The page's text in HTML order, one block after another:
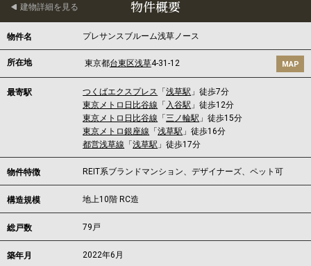
物件概要
建物詳細を見る
物件名 プレサンスブルーム浅草ノース
所在地 東京都台東区浅草4-31-12 MAP
最寄駅 つくばエクスプレス 「浅草駅 」徒歩7分
東京メトロ日比谷線 「 入谷駅 」徒歩12分
東京メトロ日比谷線 「三ノ輪駅 」徒歩15分
東京メトロ銀座線 「浅草駅 」徒歩16分
都営浅草線 「浅草駅 」徒歩17分
物件特徴 REIT系ブランドマンション、デザイナーズ、ペット可
構造規模 地上10階 RC造
総戸数 79戸
築年月 2022年6月